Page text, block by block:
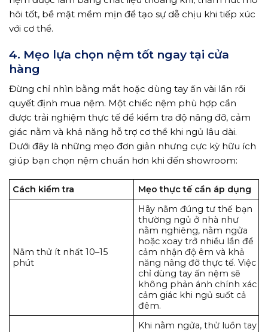
hôi tốt, bề mặt mềm mịn để tạo sự dễ chịu khi tiếp xúc
với cơ thể.
4. Mẹo lựa chọn nệm tốt ngay tại cửa
hàng
Đừng chỉ nhìn bằng mắt hoặc dùng tay ấn vài lần rồi
quyết định mua nệm. Một chiếc nệm phù hợp cần
được trải nghiệm thực tế để kiểm tra độ nâng đỡ, cảm
giác nằm và khả năng hỗ trợ cơ thể khi ngủ lâu dài.
Dưới đây là những mẹo đơn giản nhưng cực kỳ hữu ích
giúp bạn chọn nệm chuẩn hơn khi đến showroom:
Cách kiểm tra Mẹo thực tế cần áp dụng
Nằm thử ít nhất 10–15
phút
Hãy nằm đúng tư thế bạn
thường ngủ ở nhà như
nằm nghiêng, nằm ngửa
hoặc xoay trở nhiều lần để
cảm nhận độ êm và khả
năng nâng đỡ thực tế. Việc
chỉ dùng tay ấn nệm sẽ
không phản ánh chính xác
cảm giác khi ngủ suốt cả
đêm.
Khi nằm ngửa, thử luồn tay